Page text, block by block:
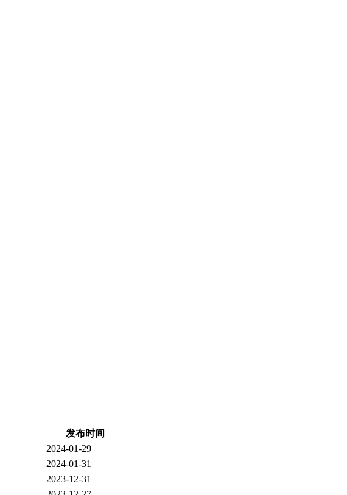
发布时间
2024-01-29
2024-01-31
2023-12-31